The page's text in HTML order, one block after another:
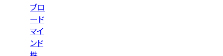
ブロ
ード
マイ
ンド